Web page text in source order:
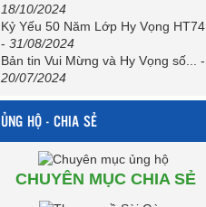
18/10/2024
Kỷ Yếu 50 Năm Lớp Hy Vọng HT74
- 31/08/2024
Bản tin Vui Mừng và Hy Vọng số...
-
20/07/2024
ỦNG HỘ - CHIA SẺ
CHUYÊN MỤC CHIA SẺ